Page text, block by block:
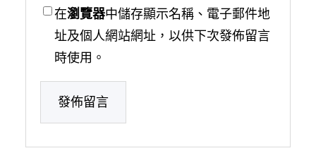
在瀏覽器中儲存顯示名稱、電子郵件地
址及個人網站網址，以供下次發佈留言
時使用。